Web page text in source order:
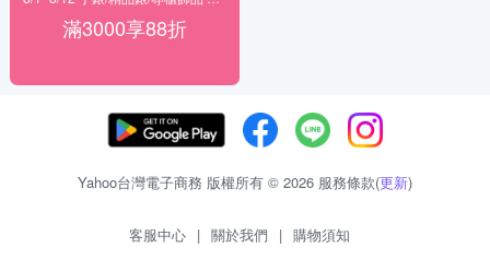
滿3000享88折
Yahoo台灣電子商務 版權所有 © 2026 服務條款(更新)
客服中心 | 關於我們 | 購物須知